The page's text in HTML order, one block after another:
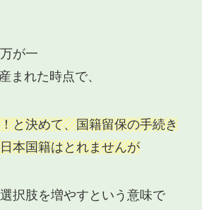
が一
まれた時点で、
と決めて、国籍留保の手続き
本国籍はとれませんが
択肢を増やすという意味で